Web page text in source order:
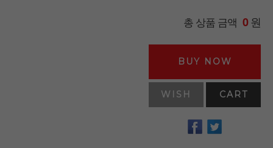
총 상품 금액 0원
BUY NOW
WISH CART